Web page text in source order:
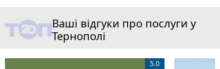
Ваші відгуки про послуги у
Тернополі
5.0